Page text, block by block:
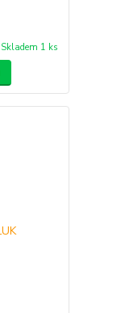
Skladem 1 ks